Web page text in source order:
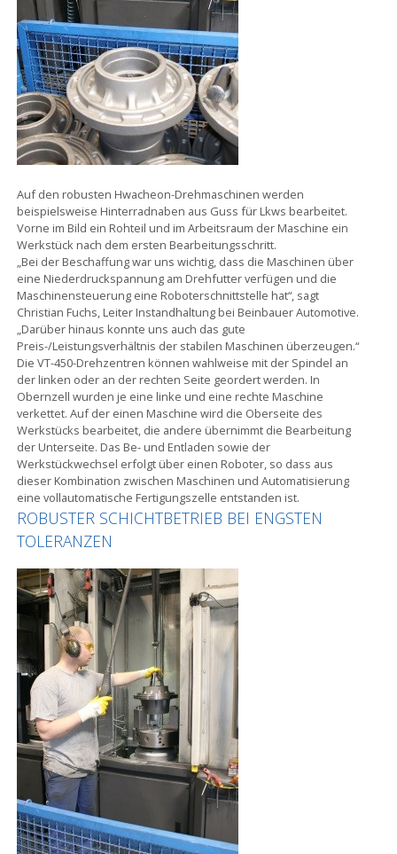
Auf den robusten Hwacheon-Drehmaschinen werden
beispielsweise Hinterradnaben aus Guss für Lkws bearbeitet.
Vorne im Bild ein Rohteil und im Arbeitsraum der Maschine ein
Werkstück nach dem ersten Bearbeitungsschritt.
„Bei der Beschaffung war uns wichtig, dass die Maschinen über
eine Niederdruckspannung am Drehfutter verfügen und die
Maschinensteuerung eine Roboterschnittstelle hat“, sagt
Christian Fuchs, Leiter Instandhaltung bei Beinbauer Automotive.
„Darüber hinaus konnte uns auch das gute
Preis-/Leistungsverhältnis der stabilen Maschinen überzeugen.“
Die VT-450-Drehzentren können wahlweise mit der Spindel an
der linken oder an der rechten Seite geordert werden. In
Obernzell wurden je eine linke und eine rechte Maschine
verkettet. Auf der einen Maschine wird die Oberseite des
Werkstücks bearbeitet, die andere übernimmt die Bearbeitung
der Unterseite. Das Be- und Entladen sowie der
Werkstückwechsel erfolgt über einen Roboter, so dass aus
dieser Kombination zwischen Maschinen und Automatisierung
eine vollautomatische Fertigungszelle entstanden ist.
ROBUSTER SCHICHTBETRIEB BEI ENGSTEN
TOLERANZEN